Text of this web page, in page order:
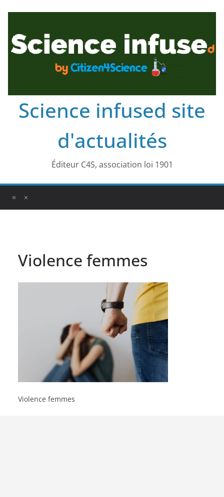
Science infused site
d'actualités
Éditeur C4S, association loi 1901
Violence femmes
Violence femmes